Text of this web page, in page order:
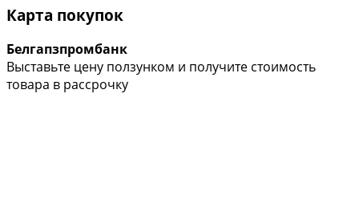
Карта покупок
Белгапзпромбанк
Выставьте цену ползунком и получите стоимость
товара в рассрочку